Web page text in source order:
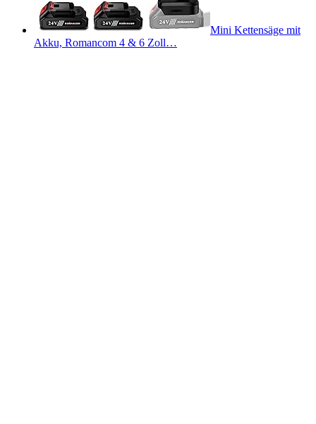
Mini Kettensäge mit
Akku, Romancom 4 & 6 Zoll…